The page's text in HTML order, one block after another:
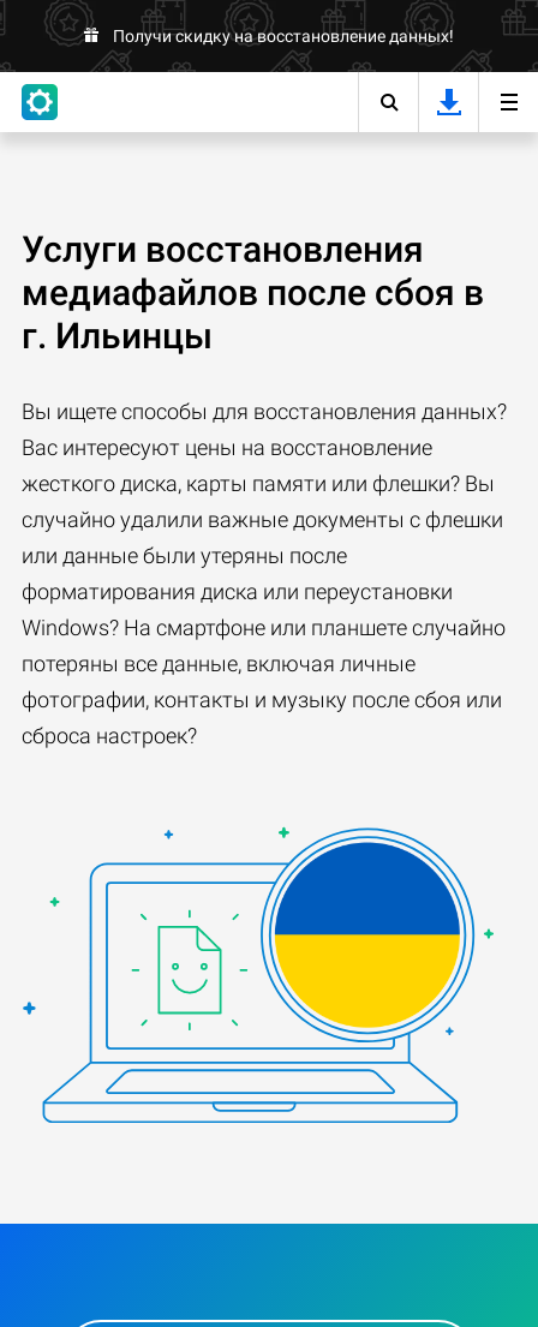
Получи скидку на восстановление данных!
Услуги восстановления
медиафайлов после сбоя в
г. Ильинцы
Вы ищете способы для восстановления данных?
Вас интересуют цены на восстановление
жесткого диска, карты памяти или флешки? Вы
случайно удалили важные документы с флешки
или данные были утеряны после
форматирования диска или переустановки
Windows? На смартфоне или планшете случайно
потеряны все данные, включая личные
фотографии, контакты и музыку после сбоя или
сброса настроек?